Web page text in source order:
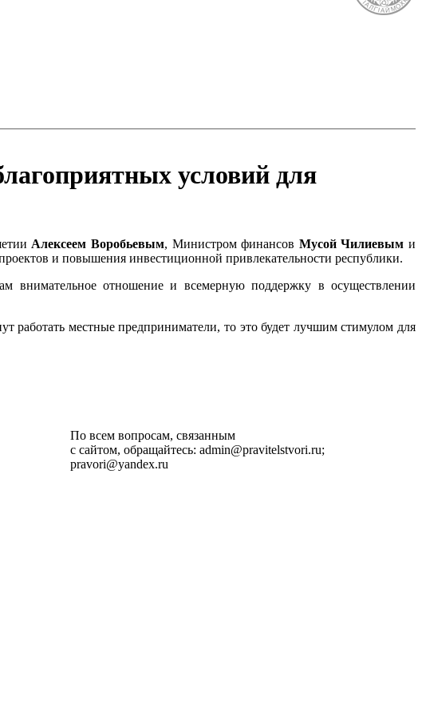
условий для
Алексеем Воробьевым, Министром финансов Мусой Чилиевым и
и повышения инвестиционной привлекательности республики.
внимательное отношение и всемерную поддержку в осуществлении
работать местные предприниматели, то это будет лучшим стимулом для
По всем вопросам, связанным
с сайтом, обращайтесь: admin@pravitelstvori.ru;
pravori@yandex.ru